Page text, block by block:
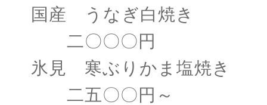
国産 うなぎ白焼き
二〇〇〇円
氷見 寒ぶりかま塩焼き
二五〇〇円～